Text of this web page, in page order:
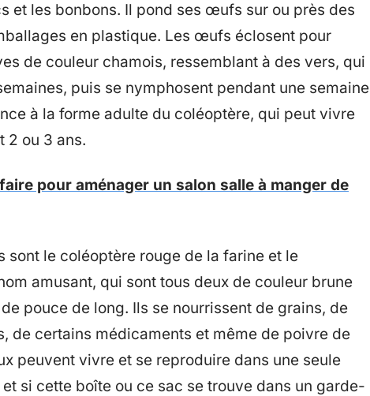
et les bonbons. Il pond ses œufs sur ou près des
en plastique. Les œufs éclosent pour
de couleur chamois, ressemblant à des vers, qui
puis se nymphosent pendant une semaine
à la forme adulte du coléoptère, qui peut vivre
2 ou 3 ans.
pour aménager un salon salle à manger de
sont le coléoptère rouge de la farine et le
amusant, qui sont tous deux de couleur brune
pouce de long. Ils se nourrissent de grains, de
de certains médicaments et même de poivre de
peuvent vivre et se reproduire dans une seule
si cette boîte ou ce sac se trouve dans un garde-